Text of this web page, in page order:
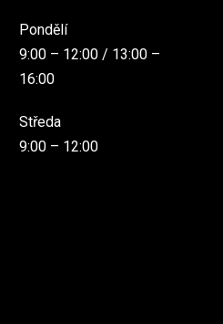
Pondělí
9:00 – 12:00 / 13:00 –
16:00
Středa
9:00 – 12:00